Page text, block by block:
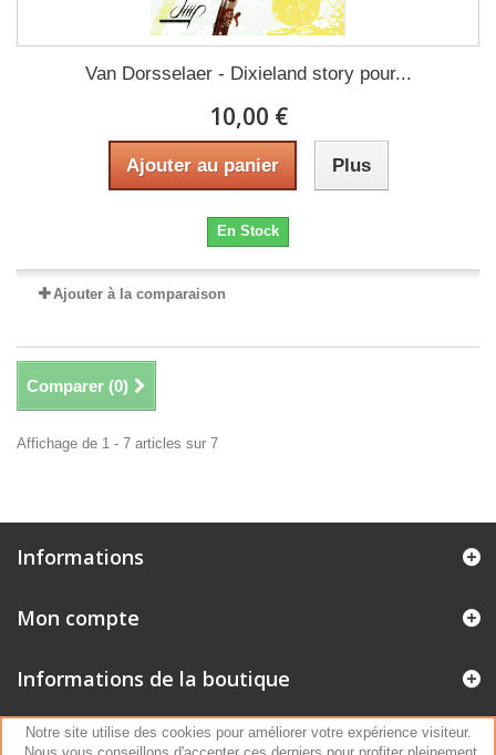
Van Dorsselaer - Dixieland story pour...
10,00 €
Ajouter au panier Plus
En Stock
Ajouter à la comparaison
Comparer (0)
Affichage de 1 - 7 articles sur 7
Informations
Mon compte
Informations de la boutique
Notre site utilise des cookies pour améliorer votre expérience visiteur.